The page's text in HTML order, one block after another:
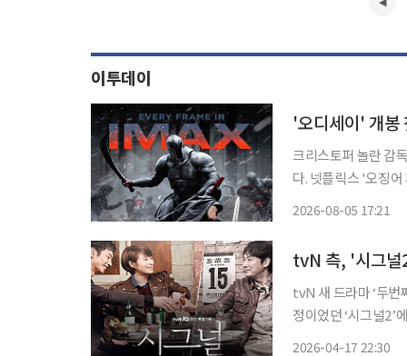
이투데이
'오디세이' 개
크리스토퍼 놀란 감
다. 넷플릭스 '오징어 게임' 시리즈를 연출한 황동혁 감독은 5일 배급사 유니버설 픽쳐스를 통
2026-08-05 17:21
tvN 측, '시그널
tvN 새 드라마 ‘두번째 시그널’
정이었던 ‘시그널2’에 대해 “편성
2026-04-17 22:30